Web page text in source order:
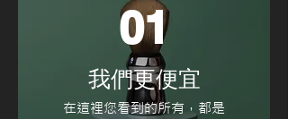
01
我們更便宜
在這裡您看到的所有，都是